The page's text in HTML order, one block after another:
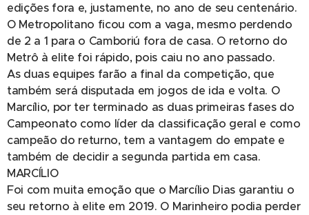
edições fora e, justamente, no ano de seu centenário.
O Metropolitano ficou com a vaga, mesmo perdendo
de 2 a 1 para o Camboriú fora de casa. O retorno do
Metrô à elite foi rápido, pois caiu no ano passado.
As duas equipes farão a final da competição, que
também será disputada em jogos de ida e volta. O
Marcílio, por ter terminado as duas primeiras fases do
Campeonato como líder da classificação geral e como
campeão do returno, tem a vantagem do empate e
também de decidir a segunda partida em casa.
MARCÍLIO
Foi com muita emoção que o Marcílio Dias garantiu o
seu retorno à elite em 2019. O Marinheiro podia perder